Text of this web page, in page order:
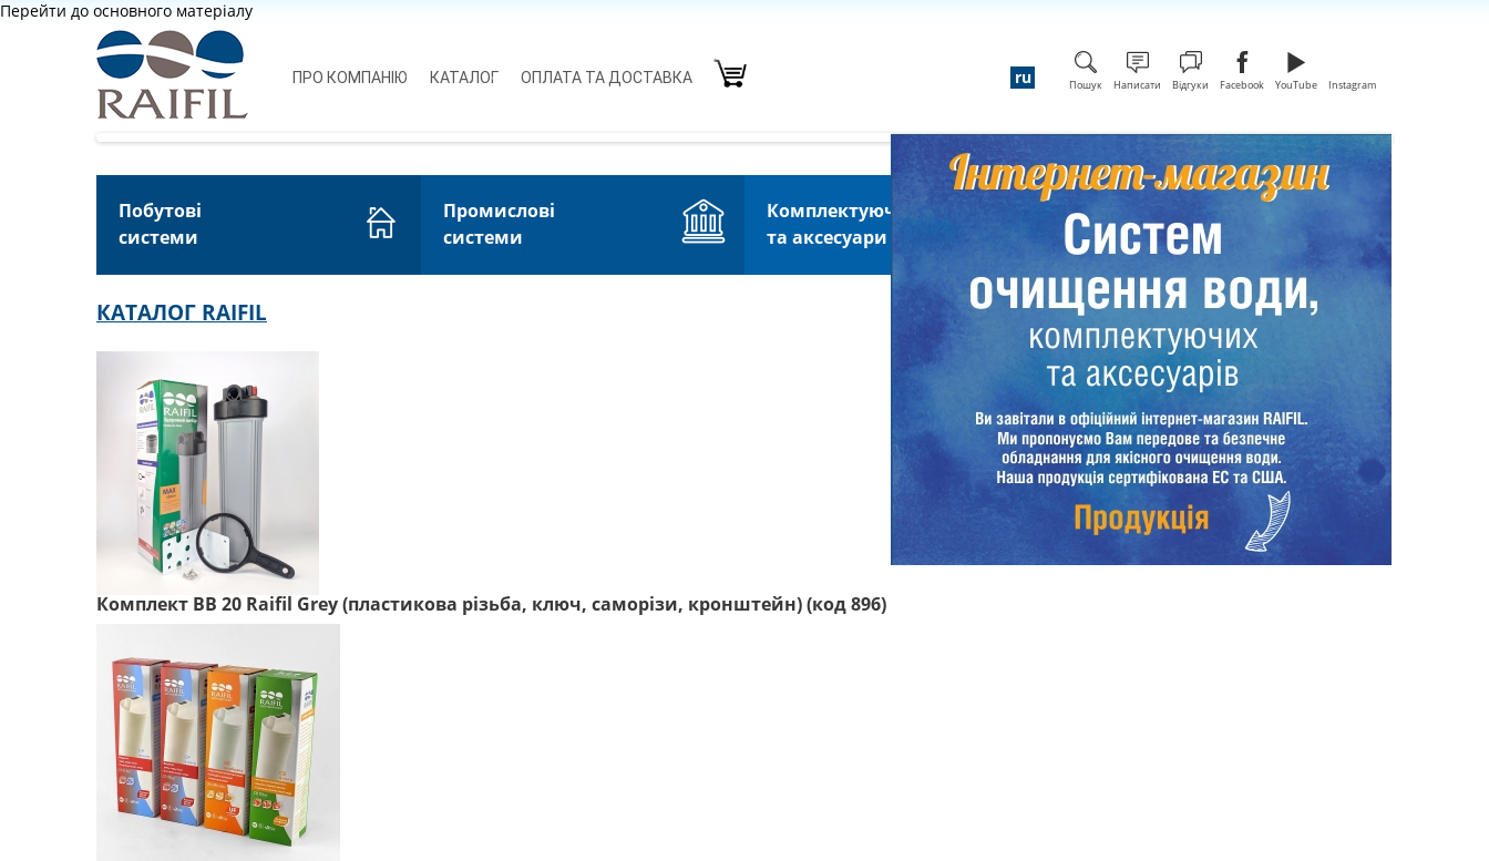
Перейти до основного матеріалу
Пошук Написати Відгуки Facebook YouTube Instagram
ПРО КОМПАНІЮ КАТАЛОГ ОПЛАТА ТА ДОСТАВКА
Побутові
системи
Промислові
системи
Комплектуючі
та аксесуари
КАТАЛОГ RAIFIL
Комплект BB 20 Raifil Grey (пластикова різьба, ключ, саморізи, кронштейн) (код 896)